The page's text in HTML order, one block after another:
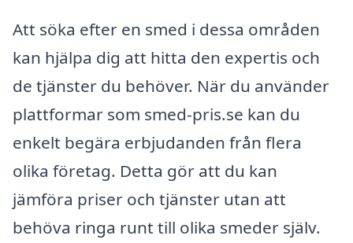
Att söka efter en smed i dessa områden
kan hjälpa dig att hitta den expertis och
de tjänster du behöver. När du använder
plattformar som smed-pris.se kan du
enkelt begära erbjudanden från flera
olika företag. Detta gör att du kan
jämföra priser och tjänster utan att
behöva ringa runt till olika smeder själv.